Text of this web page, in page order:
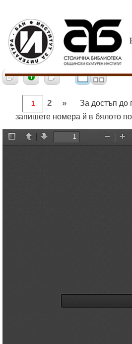
2 »
За достъп до
запишете номера й в бялото